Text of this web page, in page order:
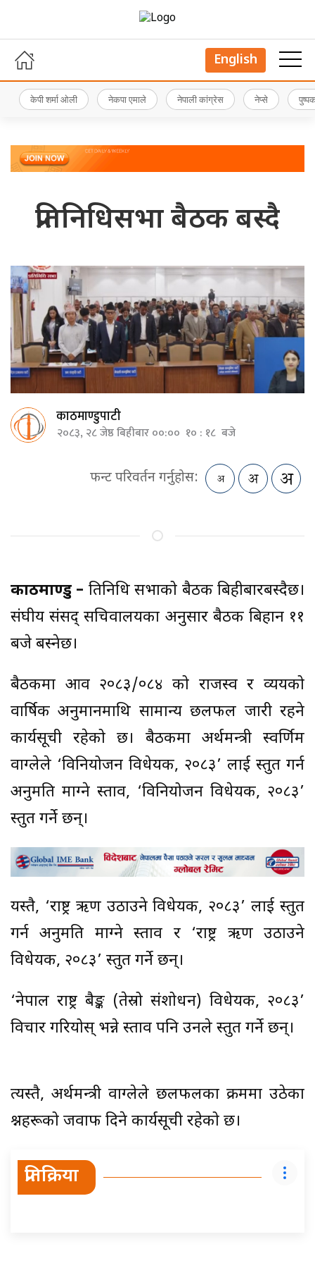
English
केपी शर्मा ओली नेकपा एमाले नेपाली कांग्रेस नेप्से
प्रतिनिधिसभा बैठक बस्दै
काठमाण्डुपाटी
२०८३, २८ जेष्ठ बिहीबार ००:०० १० : १८ बजे
फन्ट परिवर्तन गर्नुहोस:
काठमाण्डु – प्रतिनिधि सभाको बैठक बिहीबारबस्दैछ।
संघीय संसद् सचिवालयका अनुसार बैठक बिहान ११
बजे बस्नेछ।
बैठकमा आव २०८३/०८४ को राजस्व र व्ययको
वार्षिक अनुमानमाथि सामान्य छलफल जारी रहने
कार्यसूची रहेको छ। बैठकमा अर्थमन्त्री स्वर्णिम
वाग्लेले ‘विनियोजन विधेयक, २०८३’ लाई प्रस्तुत गर्न
अनुमति माग्ने प्रस्ताव, ‘विनियोजन विधेयक, २०८३’
प्रस्तुत गर्ने छन्।
यस्तै, ‘राष्ट्र ऋण उठाउने विधेयक, २०८३’ लाई प्रस्तुत
गर्न अनुमति माग्ने प्रस्ताव र ‘राष्ट्र ऋण उठाउने
विधेयक, २०८३’ प्रस्तुत गर्ने छन्।
‘नेपाल राष्ट्र बैङ्क (तेस्रो संशोधन) विधेयक, २०८३’
विचार गरियोस् भन्ने प्रस्ताव पनि उनले प्रस्तुत गर्ने छन्।
त्यस्तै, अर्थमन्त्री वाग्लेले छलफलका क्रममा उठेका
प्रश्नहरूको जवाफ दिने कार्यसूची रहेको छ।
प्रतिक्रिया